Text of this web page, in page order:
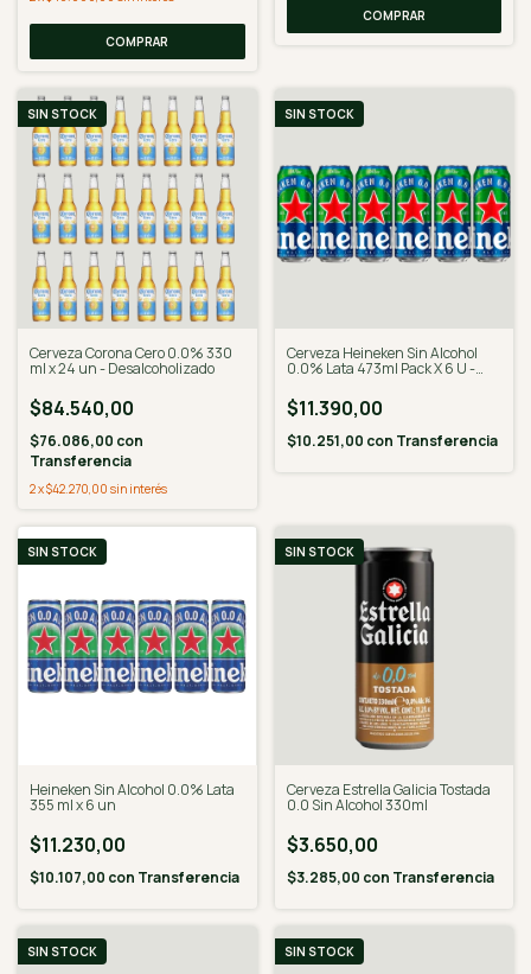
SIN STOCK
Cerveza Corona Cero 0.0% 330
ml x 24 un - Desalcoholizado
$84.540,00
$76.086,00 con
Transferencia
2x$42.270,00 sin interés
SIN STOCK
Cerveza Heineken Sin Alcohol
0.0% Lata 473ml Pack X 6 U -
$11.390,00
$10.251,00 con Transferencia
SIN STOCK
Heineken Sin Alcohol 0.0% Lata
355 ml x 6 un
$11.230,00
$10.107,00 con Transferencia
SIN STOCK
Cerveza Estrella Galicia Tostada
0.0 Sin Alcohol 330ml
$3.650,00
$3.285,00 con Transferencia
SIN STOCK SIN STOCK